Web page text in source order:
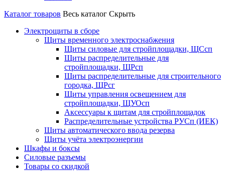
Каталог товаров Весь каталог Скрыть
Электрощиты в сборе
Щиты временного электроснабжения
Щиты силовые для стройплощадки, ЩСсп
Щиты распределительные для
стройплощадки, ЩРсп
Щиты распределительные для строительного
городка, ЩРсг
Щиты управления освещением для
стройплощадки, ЩУОсп
Аксессуары к щитам для стройплощадок
Распределительные устройства РУСп (ИЕК)
Щиты автоматического ввода резерва
Щиты учёта электроэнергии
Шкафы и боксы
Силовые разъемы
Товары со скидкой